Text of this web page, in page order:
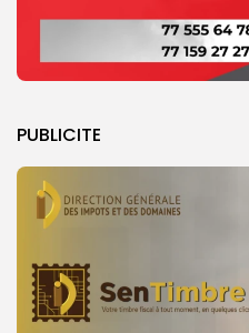
PUBLICITE